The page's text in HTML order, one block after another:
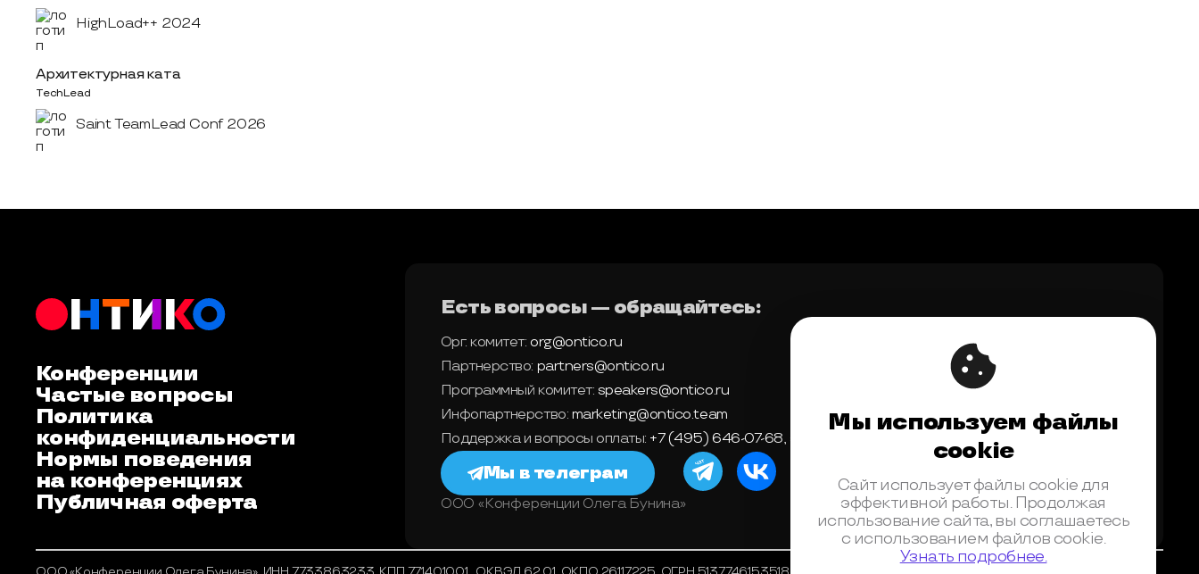
HighLoad++ 2024
Архитектурная ката
TechLead
Saint TeamLead Conf 2026
Конференции
Частые вопросы
Политика
конфиденциальности
Нормы поведения
на конференциях
Публичная оферта
Есть вопросы — обращайтесь:
Орг. комитет: org@ontico.ru
Партнерство: partners@ontico.ru
Программный комитет: speakers@ontico.ru
Инфопартнерство: marketing@ontico.team
Поддержка и вопросы оплаты: +7 (495) 646-07-68, @ontico_support
Мы в телеграм
ООО «Конференции Олега Бунина»
Мы используем файлы
cookie
Сайт использует файлы cookie для
эффективной работы. Продолжая
использование сайта, вы соглашаетесь
с использованием файлов cookie.
Узнать подробнее.